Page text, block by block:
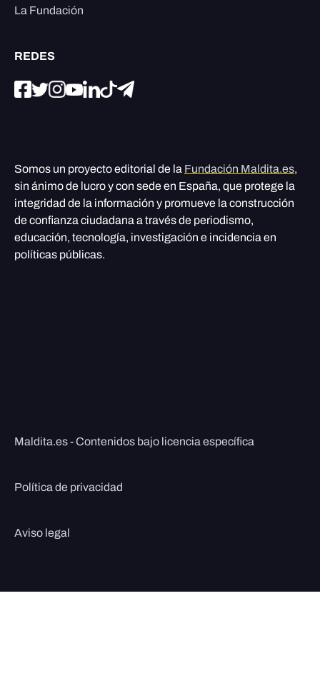
La Fundación
REDES
Somos un proyecto editorial de la Fundación Maldita.es,
sin ánimo de lucro y con sede en España, que protege la
integridad de la información y promueve la construcción
de confianza ciudadana a través de periodismo,
educación, tecnología, investigación e incidencia en
políticas públicas.
Maldita.es - Contenidos bajo licencia específica
Política de privacidad
Aviso legal